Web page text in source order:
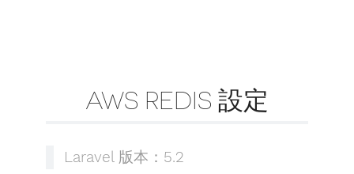
AWS REDIS 設定
Laravel 版本：5.2